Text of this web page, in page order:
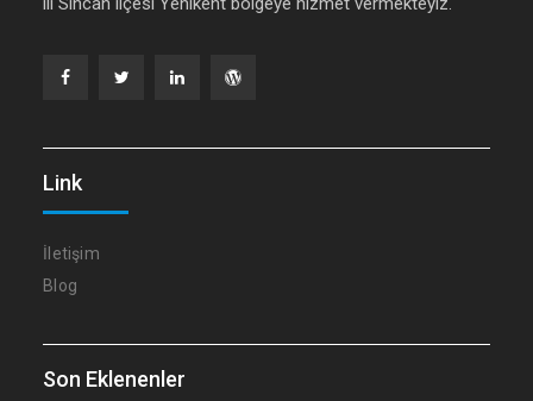
Link
İletişim
Blog
Son Eklenenler